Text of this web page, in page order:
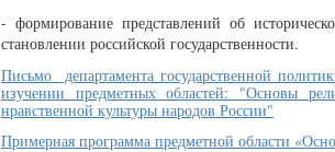
- формирование представлений об
становлении российской государственности.
Письмо департамента государственной
изучении предметных областей: "Основы
нравственной культуры народов России"
Примерная программа предметной области